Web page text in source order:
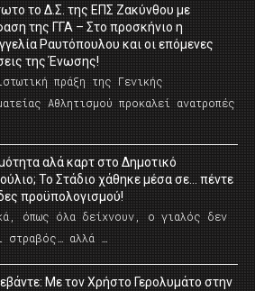
το Δ.Σ. της ΕΠΣ Ζακύνθου με
της ΓΓΑ – Στο προσκήνιο η
Ραυτόπουλου και οι επόμενες
της Ένωσης!
πράξη της Γενικής
Αθλητισμού προκαλεί ανατροπές
αλά καρτ στο Δημοτικό
Το Στάδιο χάθηκε μέσα σε… πέντε
προϋπολογισμού!
όπως όλα δείχνουν, ο γιαλός δεν
στραβός… αλλά …
Με τον Χρήστο Γερολυμάτο στην